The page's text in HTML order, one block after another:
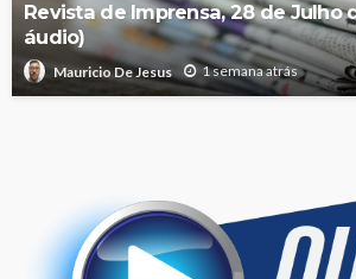
Revista de Imprensa, 28 de Julho
áudio)
Mauricio De Jesus 1 semana atrás